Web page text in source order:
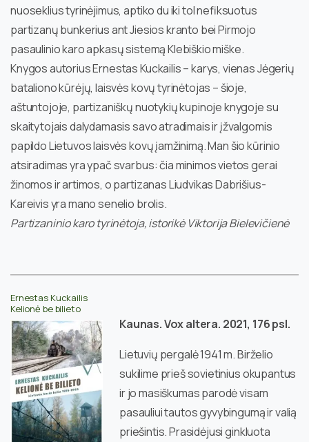
nuoseklius tyrinėjimus, aptiko du iki tol nefiksuotus
partizanų bunkerius ant Jiesios kranto bei Pirmojo
pasaulinio karo apkasų sistemą Klebiškio miške.
Knygos autorius Ernestas Kuckailis – karys, vienas Jėgerių
bataliono kūrėjų, laisvės kovų tyrinėtojas – šioje,
aštuntojoje, partizaniškų nuotykių kupinoje knygoje su
skaitytojais dalydamasis savo atradimais ir įžvalgomis
papildo Lietuvos laisvės kovų įamžinimą. Man šio kūrinio
atsiradimas yra ypač svarbus: čia minimos vietos gerai
žinomos ir artimos, o partizanas Liudvikas Dabrišius-
Kareivis yra mano senelio brolis.
Partizaninio karo tyrinėtoja, istorikė Viktorija Bielevičienė
Ernestas Kuckailis
Kelionė be bilieto
Kaunas. Vox altera. 2021, 176 psl.
Lietuvių pergalė 1941 m. Birželio
sukilime prieš sovietinius okupantus
ir jo masiškumas parodė visam
pasauliui tautos gyvybingumą ir valią
priešintis. Prasidėjusi ginkluota